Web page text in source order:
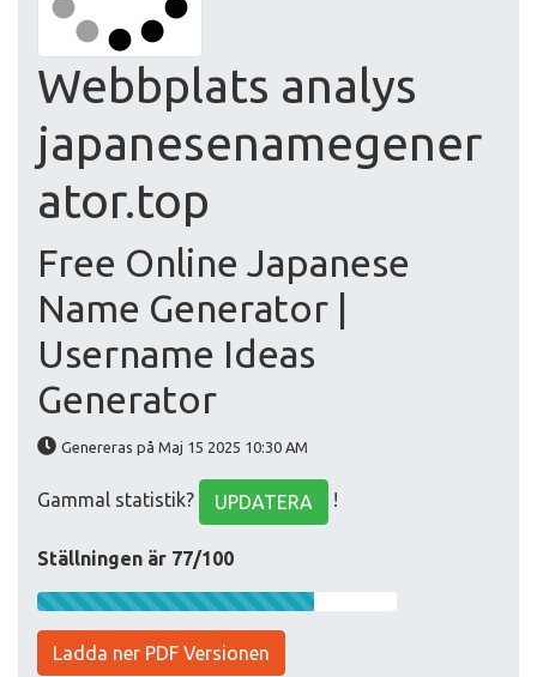
Webbplats analys
japanesenamegener
ator.top
Free Online Japanese
Name Generator |
Username Ideas
Generator
Genereras på Maj 15 2025 10:30 AM
Gammal statistik? UPDATERA !
Ställningen är 77/100
Ladda ner PDF Versionen